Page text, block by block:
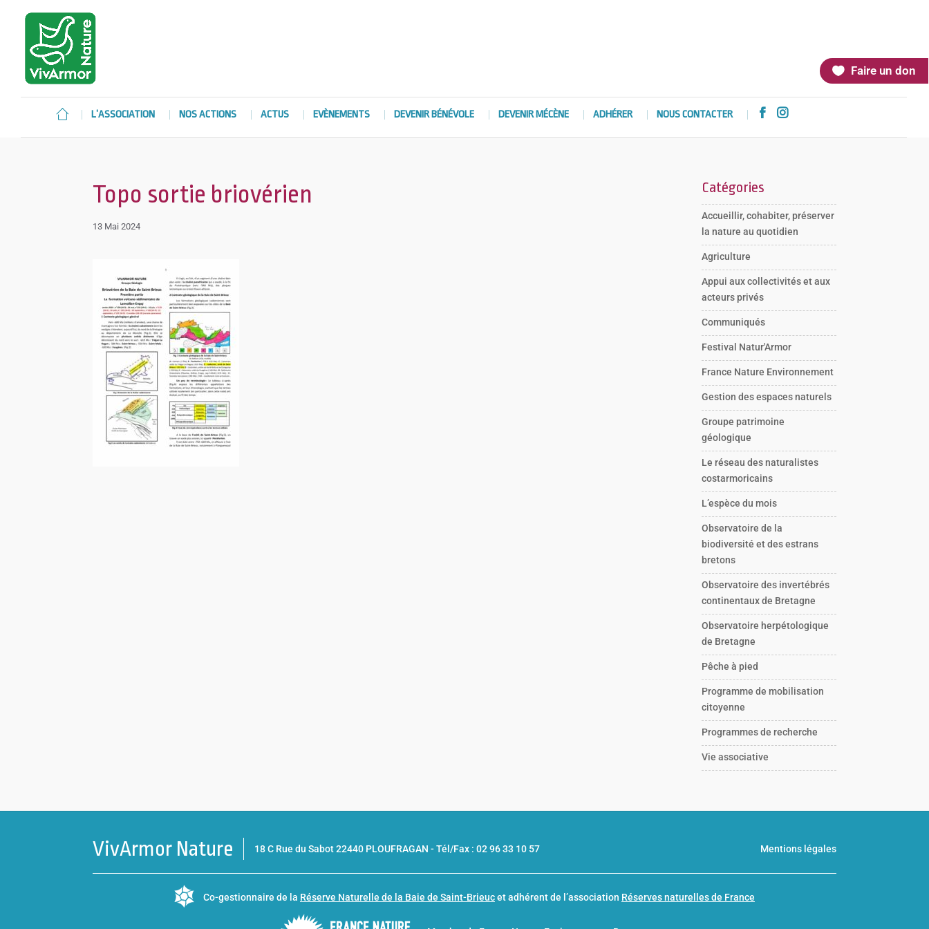
Faire un don
L’ASSOCIATION NOS ACTIONS ACTUS EVÈNEMENTS DEVENIR BÉNÉVOLE DEVENIR MÉCÈNE ADHÉRER NOUS CONTACTER  
Topo sortie briovérien
13 Mai 2024
Catégories
Accueillir, cohabiter, préserver
la nature au quotidien
Agriculture
Appui aux collectivités et aux
acteurs privés
Communiqués
Festival Natur'Armor
France Nature Environnement
Gestion des espaces naturels
Groupe patrimoine
géologique
Le réseau des naturalistes
costarmoricains
L’espèce du mois
Observatoire de la
biodiversité et des estrans
bretons
Observatoire des invertébrés
continentaux de Bretagne
Observatoire herpétologique
de Bretagne
Pêche à pied
Programme de mobilisation
citoyenne
Programmes de recherche
Vie associative
VivArmor Nature 18 C Rue du Sabot 22440 PLOUFRAGAN -Tél/Fax : 02 96 33 10 57 Mentions légales
Co-gestionnaire de la Réserve Naturelle de la Baie de Saint-Brieucet adhérent de l’association Réserves naturelles de France